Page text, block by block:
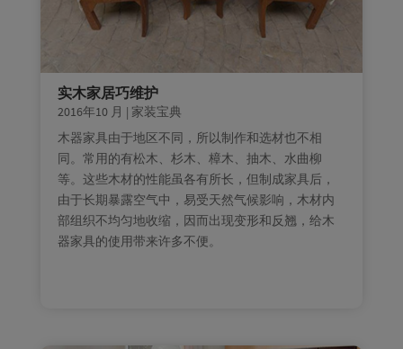
实木家居巧维护
2016年10 月 | 家装宝典
木器家具由于地区不同，所以制作和选材也不相
同。常用的有松木、杉木、樟木、抽木、水曲柳
等。这些木材的性能虽各有所长，但制成家具后，
由于长期暴露空气中，易受天然气候影响，木材内
部组织不均匀地收缩，因而出现变形和反翘，给木
器家具的使用带来许多不便。